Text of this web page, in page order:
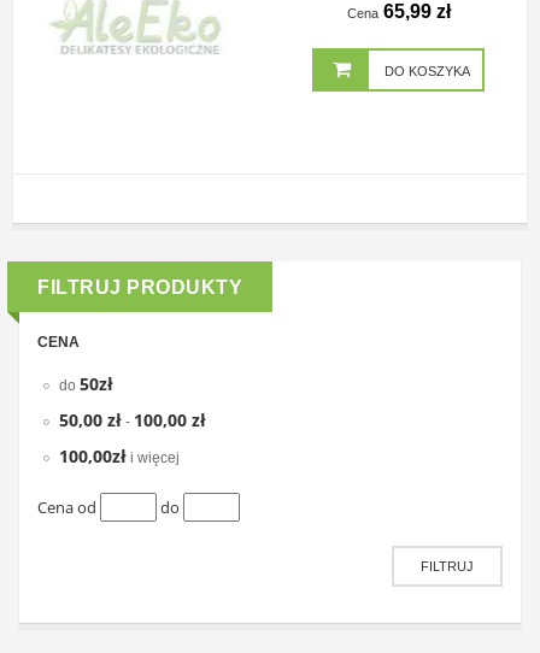
Cena 65,99 zł
DO KOSZYKA
FILTRUJ PRODUKTY
CENA
do 50zł
50,00 zł - 100,00 zł
100,00zł i więcej
Cena od do
FILTRUJ